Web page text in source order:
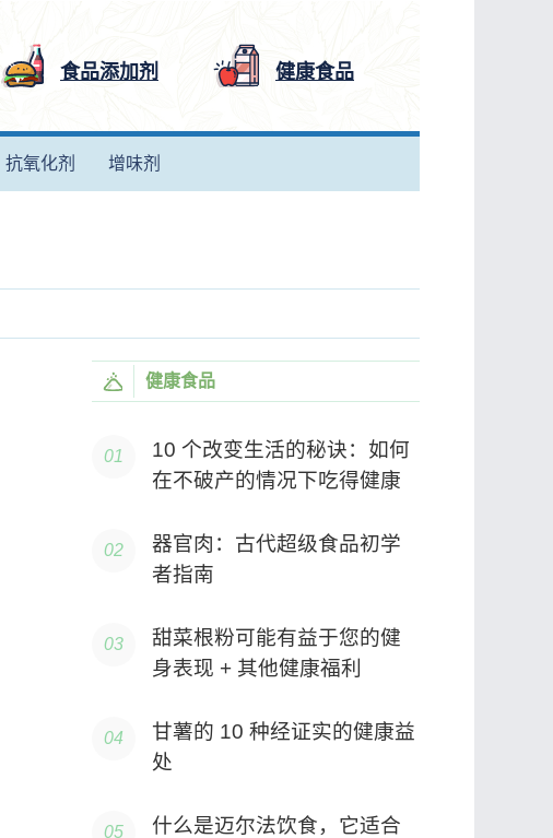
食品添加剂 健康食品
抗氧化剂 增味剂
健康食品
10 个改变生活的秘诀：如何
在不破产的情况下吃得健康
器官肉：古代超级食品初学
者指南
甜菜根粉可能有益于您的健
身表现 + 其他健康福利
甘薯的 10 种经证实的健康益
处
什么是迈尔法饮食，它适合